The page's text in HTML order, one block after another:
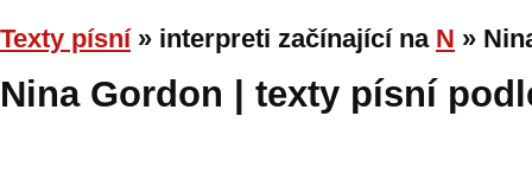
Texty písní» interpreti začínající na N »
Nina Gordon | texty písní